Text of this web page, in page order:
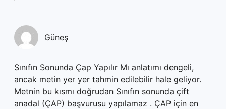
Güneş
Sınıfın Sonunda Çap Yapılır Mı anlatımı dengeli,
ancak metin yer yer tahmin edilebilir hale geliyor.
Metnin bu kısmı doğrudan Sınıfın sonunda çift
anadal (ÇAP) başvurusu yapılamaz . ÇAP için en